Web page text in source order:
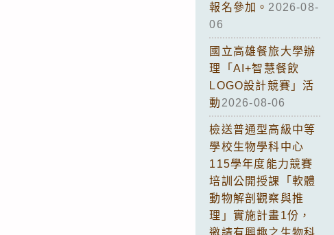
報名參加。 2026-08-
06
國立高雄餐旅大學辦
理「AI+智慧餐飲
LOGO設計競賽」活
動 2026-08-06
檢送普通型高級中等
學校生物學科中心
115學年度能力競賽
培訓公開授課「軟體
動物解剖觀察與推
理」實施計畫1份，
邀請有興趣之生物科